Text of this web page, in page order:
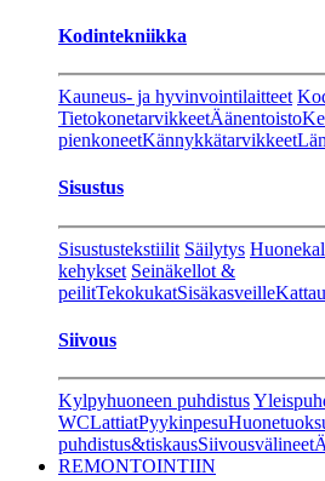
Kodintekniikka
Kauneus- ja hyvinvointilaitteet
TietokonetarvikkeetÄänentoisto
pienkoneetKännykkätarvikkeet
Sisustus
Sisustustekstiilit Säilytys
kehykset Seinäkellot &
peilitTekokukatSisäkasveille
Siivous
Kylpyhuoneen puhdistus
WCLattiatPyykinpesu
puhdistus&tiskausSiivousvälineet
REMONTOINTIIN